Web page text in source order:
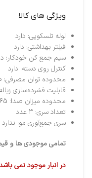
ویژگی های کالا
لوله تلسکوپی: دارد
فیلتر بهداشتی: دارد
سیم جمع کن خودکار:
کنترل روی دسته: دارد
محدوده توان مصرفی: 2000 تا 2500 وات
قابلیت فشرده‌سازی
محدوده میزان صدا: 65-70 دسی بل
تعداد سری: 3 عدد
سری جمع‌آوری مو: ندارد
تمامی موجودی ها و
در انبار موجود نمی